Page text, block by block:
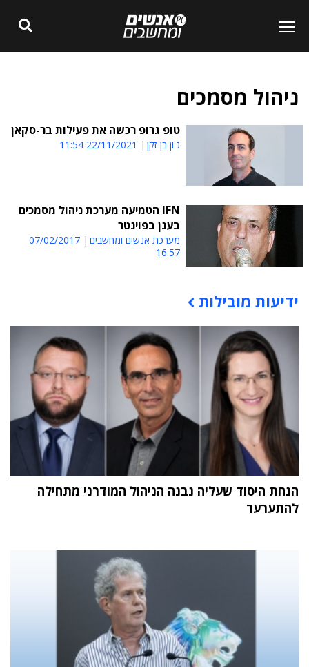
ניהול מסמכים
טופ גרופ רכשה את פעילות בר-סקאן
ג'ון בן-זקן 22/11/2021 11:54
IFN הטמיעה מערכת ניהול מסמכים
בענן בפוינטר
מערכת אנשים ומחשבים
07/02/2017
16:57
תוכן פרסומי
ידיעות מובילות
הנחת היסוד שעליה נבנה הניהול המודרני מתחילה
להתערער